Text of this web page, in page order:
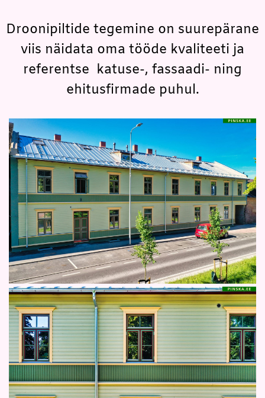
Droonipiltide tegemine on suurepärane
viis näidata oma tööde kvaliteeti ja
referentse katuse-, fassaadi- ning
ehitusfirmade puhul.